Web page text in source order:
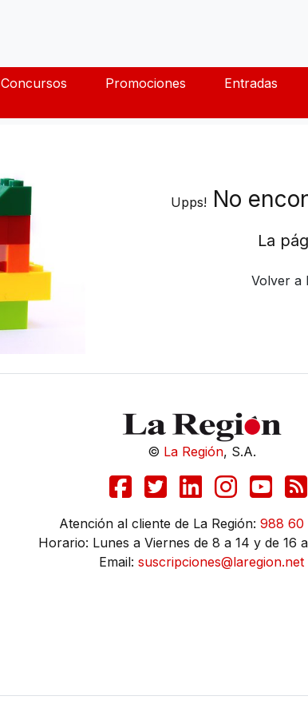
Concursos Promociones Entradas
Upps! No
La
Volver a
© La Región, S.A.
Atención al cliente de La Región: 988 60
Horario: Lunes a Viernes de 8 a 14 y de 16
Email: suscripciones@laregion.net